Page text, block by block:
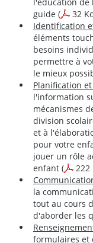
guide (
32
Identification
éléments
besoins
permettre à
le mieux
Planification
l'information
mécanismes
division
et à
pour votre
jouer un rôle
enfant ( 222
la
tout au cours
d'aborder les
formulaires et